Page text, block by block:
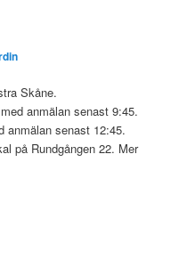
Skåne.
anmälan senast 9:45.
anmälan senast 12:45.
på Rundgången 22. Mer